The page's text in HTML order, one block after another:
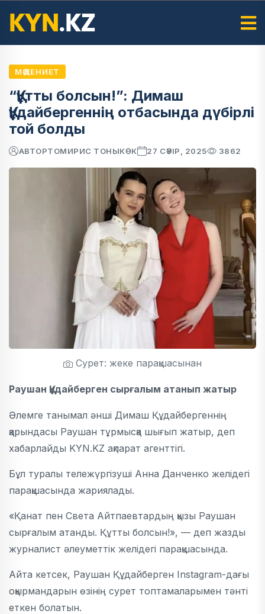
МӘДЕНИЕТ
“Құтты болсын!”: Димаш
Құдайбергеннің отбасында дүбірлі
той болды
АВТОРТОМИРИС ТОНЫКӨК 27 СӘУІР, 2025 3862
Сурет: жеке парақшасынан
Раушан Құдайберген сырғалым атанып жатыр
Әлемге танымал әнші Димаш Құдайбергеннің
қарындасы Раушан тұрмысқа шығып жатыр, деп
хабарлайды KYN.KZ ақпарат агенттігі.
Бұл туралы тележүргізуші Анна Данченко желідегі
парақшасында жариялады.
«Қанат пен Света Айтпаевтардың қызы Раушан
сырғалым атанды. Құтты болсын!», — деп жазды
журналист әлеуметтік желідегі парақшасында.
Айта кетсек, Раушан Құдайберген Instagram-дағы
оқырмандарын өзінің сурет топтамаларымен тәнті
еткен болатын.